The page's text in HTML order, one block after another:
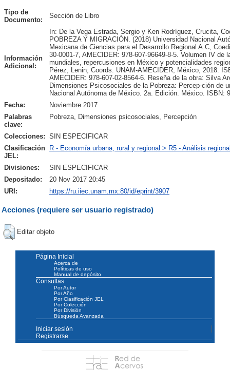
Tipo de
Documento:
Sección de Libro
Información
Adicional:
In: De la Vega Estrada, Sergio y Ken Rodríguez, Crucita,
POBREZA Y MIGRACIÓN. (2018) Universidad Nacional
Mexicana de Ciencias para el Desarrollo Regional A.C,
30-0001-7, AMECIDER: 978-607-96649-8-5. Volumen IV de
mundiales, repercusiones en México y potencialidades
Pérez, Lenin; Coords. UNAM-AMECIDER, México, 2018.
AMECIDER: 978-607-02-8564-6. Reseña de la obra: Silva
Dimensiones Psicosociales de la Pobreza: Percep-ción de
Nacional Autónoma de México. 2a. Edición. México. ISBN:
Fecha:
Noviembre 2017
Palabras
clave:
Pobreza, Dimensiones psicosociales, Percepción
Colecciones: SIN ESPECIFICAR
Clasificación
JEL:
R - Economía urbana, rural y regional > R5 - Análisis
Divisiones:
SIN ESPECIFICAR
Depositado:
20 Nov 2017 20:45
URI:
https://ru.iiec.unam.mx:80/id/eprint/3907
Acciones (requiere ser usuario registrado)
Editar objeto
Página Inicial
Acerca de
Políticas de uso
Manual de depósito
Consultas
Por Autor
Por Año
Por Clasificación JEL
Por Colección
Por División
Búsqueda Avanzada
Iniciar sesión
Registrarse